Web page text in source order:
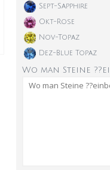
Sept-Sapphire
Okt-Rose
Nov-Topaz
Dez-Blue Topaz
Wo man Steine